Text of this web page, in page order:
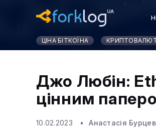
ЦІНА БІТКОЇНА
Джо Любін:
цінним
10.02.2023 Анастасія